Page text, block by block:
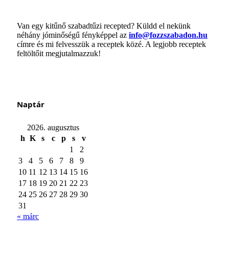
Van egy kitűnő szabadtűzi recepted? Küldd el nekünk
néhány jóminőségű fényképpel az info@fozzszabadon.hu
címre és mi felvesszük a receptek közé. A legjobb receptek
feltöltőit megjutalmazzuk!
Naptár
2026. augusztus
h K s c p s
v
1
2
3
4 5 6 7 8
9
10 11 12 13 14 15 16
17 18 19 20 21 22 23
24 25 26 27 28 29 30
31
« márc